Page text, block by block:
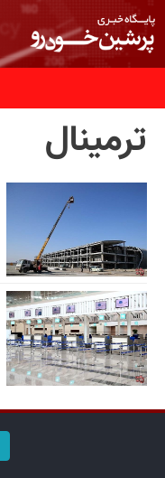
ترمینال